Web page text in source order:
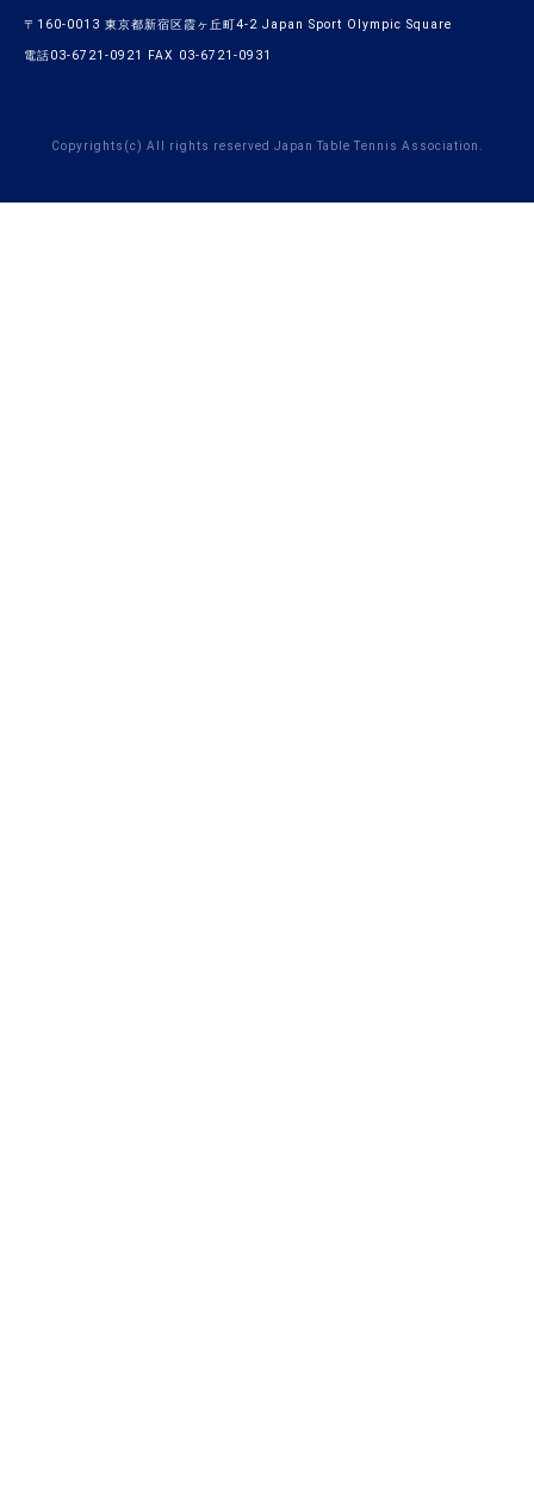
〒160-0013 東京都新宿区霞ヶ丘町4-2 Japan Sport Olympic Square
電話03-6721-0921 FAX 03-6721-0931
Copyrights(c) All rights reserved Japan Table Tennis Association.